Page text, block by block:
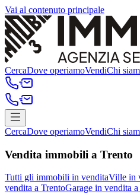
Vai al contenuto principale
CercaDove operiamoVendiChi
CercaDove operiamoVendiChi
Vendita immobili a Trento
Tutti gli immobili in venditaVille in
vendita a TrentoGarage in vendita